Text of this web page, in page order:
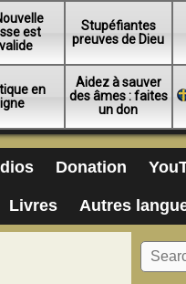
est
Stupéfiantes
preuves de Dieu
en
ligne
Aidez à sauver
des âmes : faites
un don
Donation
Livres Autres